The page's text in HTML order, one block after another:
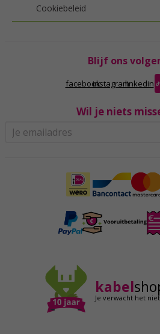
Cookiebeleid
Blijf ons
facebookinstagramlinkedin
Wil je niets
kabel
Je verwacht het